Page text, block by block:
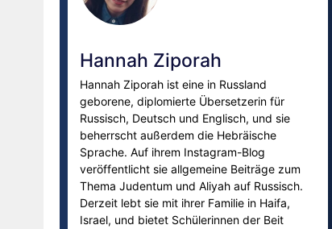
Hannah Ziporah
Hannah Ziporah ist eine in Russland
geborene, diplomierte Übersetzerin für
Russisch, Deutsch und Englisch, und sie
beherrscht außerdem die Hebräische
Sprache. Auf ihrem Instagram-Blog
veröffentlicht sie allgemeine Beiträge zum
Thema Judentum und Aliyah auf Russisch.
Derzeit lebt sie mit ihrer Familie in Haifa,
Israel, und bietet Schülerinnen der Beit